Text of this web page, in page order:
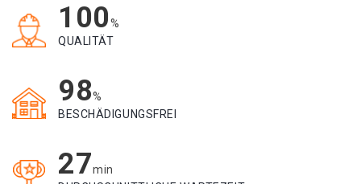
100%
QUALITÄT
98%
BESCHÄDIGUNGSFREI
27min